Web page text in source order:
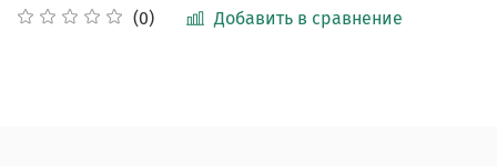
(0) Добавить в сравнение